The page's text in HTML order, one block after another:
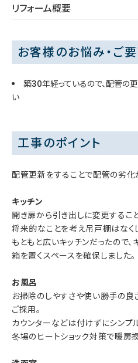
リフォーム概要
お客様のお悩み・ご
築30年経っているので、配管の
い
工事のポイント
配管更新をすることで配管の劣化
キッチン
開き扉から引き出しに変更するこ
将来的なことを考え吊戸棚はなく
もともと広いキッチンだったので、
箱を置くスペースを確保しました。
お風呂
お掃除のしやすさや使い勝手の
ご採用。
カウンターなどは付けずにシンプ
冬場のヒートショック対策で暖房